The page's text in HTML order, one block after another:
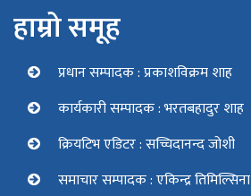
हाम्रो समूह
प्रधान सम्पादक : प्रकाशविक्रम शाह
कार्यकारी सम्पादक : भरतबहादुर शाह
क्रियटिभ एडिटर : सच्चिदानन्द जोशी
समाचार सम्पादक : एकिन्द्र तिमिल्सिना